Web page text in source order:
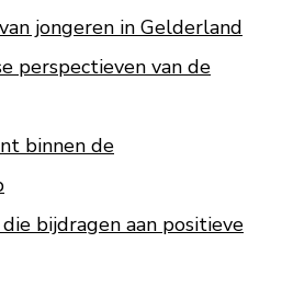
jongeren in Gelderland
perspectieven van de
binnen de
bijdragen aan positieve